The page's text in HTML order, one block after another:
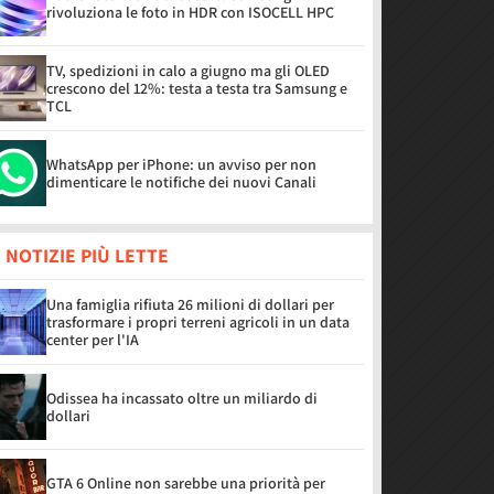
rivoluziona le foto in HDR con ISOCELL HPC
TV, spedizioni in calo a giugno ma gli OLED
crescono del 12%: testa a testa tra Samsung e
TCL
WhatsApp per iPhone: un avviso per non
dimenticare le notifiche dei nuovi Canali
NOTIZIE PIÙ LETTE
Una famiglia rifiuta 26 milioni di dollari per
trasformare i propri terreni agricoli in un data
center per l'IA
Odissea ha incassato oltre un miliardo di
dollari
GTA 6 Online non sarebbe una priorità per